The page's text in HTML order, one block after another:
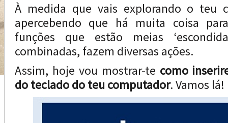
À medida que vais explorando o teu
apercebendo que há muita coisa
funções que estão meias
combinadas, fazem diversas ações.
Assim, hoje vou mostrar-te como
do teclado do teu computador. Vamos lá!